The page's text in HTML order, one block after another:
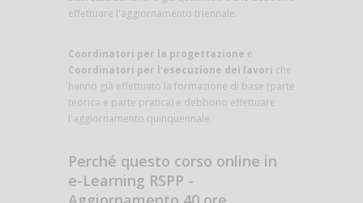
effettuare l'aggiornamento triennale.
Coordinatori per la progettazione e
Coordinatori per l'esecuzione dei lavori che
hanno già effettuato la formazione di base (parte
teorica e parte pratica) e debbono effettuare
l'aggiornamento quinquennale.
Perché questo corso online in
e-Learning RSPP -